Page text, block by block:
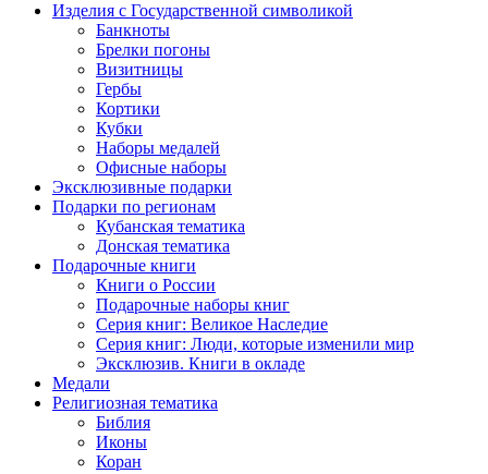
Изделия с Государственной символикой
Банкноты
Брелки погоны
Визитницы
Гербы
Кортики
Кубки
Наборы медалей
Офисные наборы
Эксклюзивные подарки
Подарки по регионам
Кубанская тематика
Донская тематика
Подарочные книги
Книги о России
Подарочные наборы книг
Серия книг: Великое Наследие
Серия книг: Люди, которые изменили мир
Эксклюзив. Книги в окладе
Медали
Религиозная тематика
Библия
Иконы
Коран